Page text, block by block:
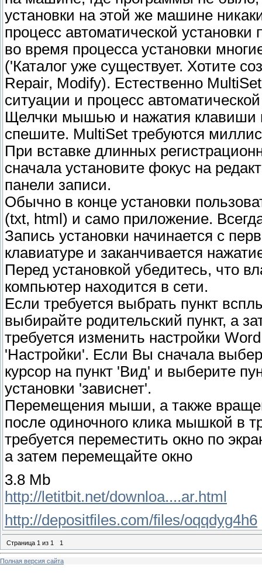
установки на этой же машине
процесс автоматической
во время процесса установки
('Каталог уже существует. Хотите
Repair, Modify). Естественно
ситуации и процесс
Щелчки мышью и нажатия клавиши
спешите. MultiSet требуются
При вставке длинных
сначала установите фокус на
панели записи.
Обычно в конце установки
(txt, html) и само приложение.
Запись установки начинается с
клавиатуре и заканчивается
Перед установкой убедитесь, что
компьютер находится в сети.
Если требуется выбрать пункт
выбирайте родительский пункт, а
требуется изменить настройки
'Настройки'. Если Вы сначала
курсор на пункт 'Вид' и выберите
установки 'зависнет'.
Перемещения мыши, а также
после одиночного клика мышкой в
требуется переместить окно по
а затем перемещайте окно
3.8 Mb
http://letitbit.net/downloa....ar.html
http://depositfiles.com/files/oqqdyg4h6
Страница 1 из 1 1
Полная версия сайта